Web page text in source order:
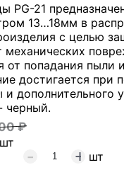
PG-21
13…18мм в
с целью
механических
от попадания пыли
достигается при
дополнительного
черный.
₽
шт